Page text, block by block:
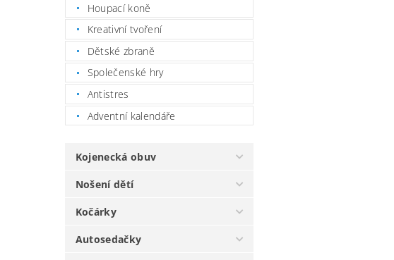
Houpací koně
Kreativní tvoření
Dětské zbraně
Společenské hry
Antistres
Adventní kalendáře
Kojenecká obuv
Nošení dětí
Kočárky
Autosedačky